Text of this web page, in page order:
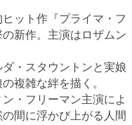
ット作『プライマ・フ
新作。主演はロザムン
・スタウントンと実娘
複雑な絆を描く。
・フリーマン主演によ
間に浮かび上がる人間